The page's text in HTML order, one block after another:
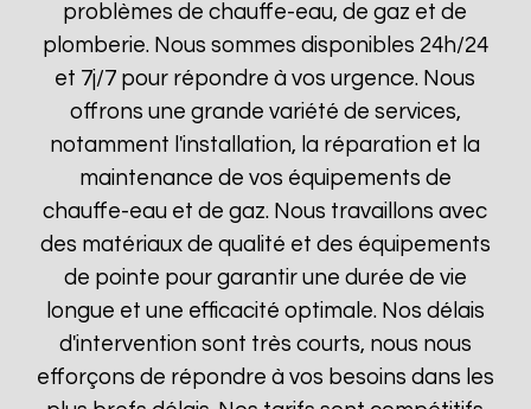
problèmes de chauffe-eau, de gaz et de
plomberie. Nous sommes disponibles 24h/24
et 7j/7 pour répondre à vos urgence. Nous
offrons une grande variété de services,
notamment l'installation, la réparation et la
maintenance de vos équipements de
chauffe-eau et de gaz. Nous travaillons avec
des matériaux de qualité et des équipements
de pointe pour garantir une durée de vie
longue et une efficacité optimale. Nos délais
d'intervention sont très courts, nous nous
efforçons de répondre à vos besoins dans les